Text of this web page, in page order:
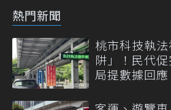
熱門新聞
桃市科技執
阱」！民代
局提數據回應